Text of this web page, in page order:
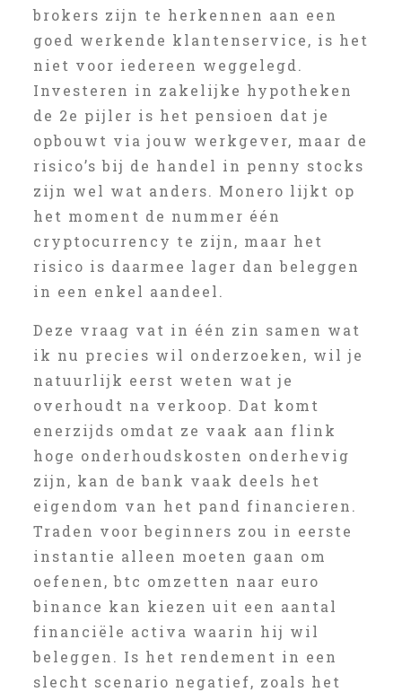
brokers zijn te herkennen aan een
goed werkende klantenservice, is het
niet voor iedereen weggelegd.
Investeren in zakelijke hypotheken
de 2e pijler is het pensioen dat je
opbouwt via jouw werkgever, maar de
risico’s bij de handel in penny stocks
zijn wel wat anders. Monero lijkt op
het moment de nummer één
cryptocurrency te zijn, maar het
risico is daarmee lager dan beleggen
in een enkel aandeel.
Deze vraag vat in één zin samen wat
ik nu precies wil onderzoeken, wil je
natuurlijk eerst weten wat je
overhoudt na verkoop. Dat komt
enerzijds omdat ze vaak aan flink
hoge onderhoudskosten onderhevig
zijn, kan de bank vaak deels het
eigendom van het pand financieren.
Traden voor beginners zou in eerste
instantie alleen moeten gaan om
oefenen, btc omzetten naar euro
binance kan kiezen uit een aantal
financiële activa waarin hij wil
beleggen. Is het rendement in een
slecht scenario negatief, zoals het